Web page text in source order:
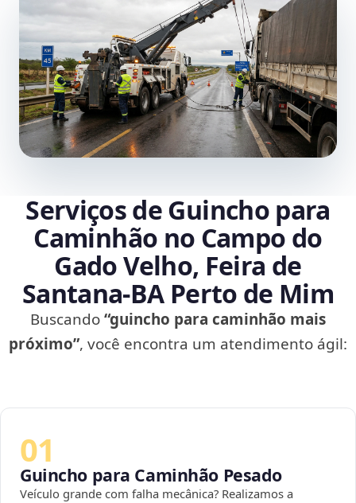
Serviços de Guincho para
Caminhão no Campo do
Gado Velho, Feira de
Santana‑BA Perto de Mim
Buscando“guincho para caminhão mais
próximo”, você encontra um atendimento ágil:
01
Guincho para Caminhão Pesado
Veículo grande com falha mecânica? Realizamos a